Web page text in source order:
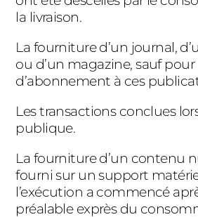
la livraison.
La fourniture d’un journal,
ou d’un magazine, sauf
d’abonnement à ces
Les transactions conclues
publique.
La fourniture d’un contenu
fourni sur un support
l’exécution a commencé
préalable exprès du